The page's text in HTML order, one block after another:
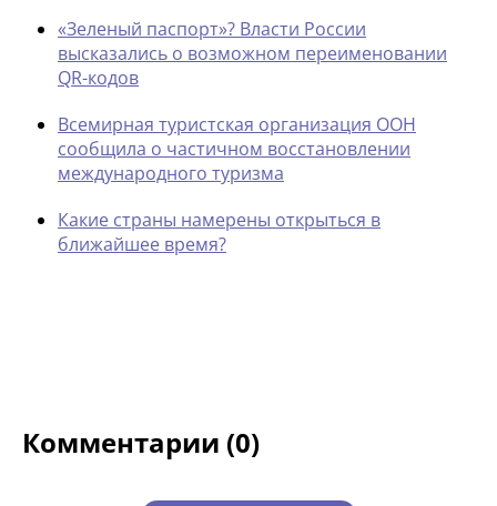
«Зеленый паспорт»? Власти России
высказались о возможном переименовании
QR-кодов
Всемирная туристская организация ООН
сообщила о частичном восстановлении
международного туризма
Какие страны намерены открыться в
ближайшее время?
Комментарии (0)